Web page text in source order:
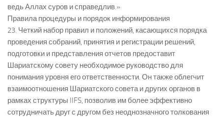
ведь Аллах суров и справедлив.»
Правила процедуры и порядок информирования
23. Четкий набор правил и положений, касающихся порядка
проведения собраний, принятия и регистрации решений,
подготовки и представления отчетов предоставит
Шариатскому совету необходимое руководство для
понимания уровня его ответственности. Он также облегчит
взаимоотношения Шариатского совета и других органов в
рамках структуры IIFS, позволив им более эффективно
сотрудничать друг с другом без неоднозначного толкования